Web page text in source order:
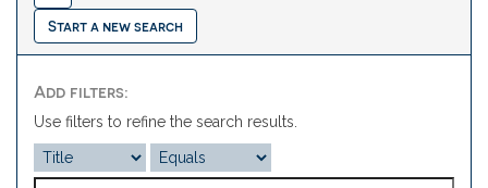
Start a new search
Add filters:
Use filters to refine the search results.